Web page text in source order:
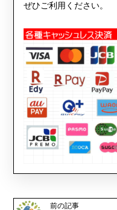
ぜひご利用ください。
前の記事